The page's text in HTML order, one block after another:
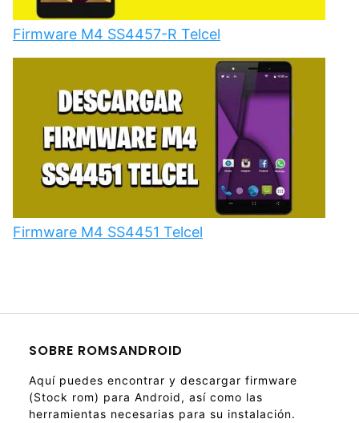
Firmware M4 SS4457-R Telcel
Firmware M4 SS4451 Telcel
SOBRE ROMSANDROID
Aquí puedes encontrar y descargar firmware
(Stock rom) para Android, así como las
herramientas necesarias para su instalación.